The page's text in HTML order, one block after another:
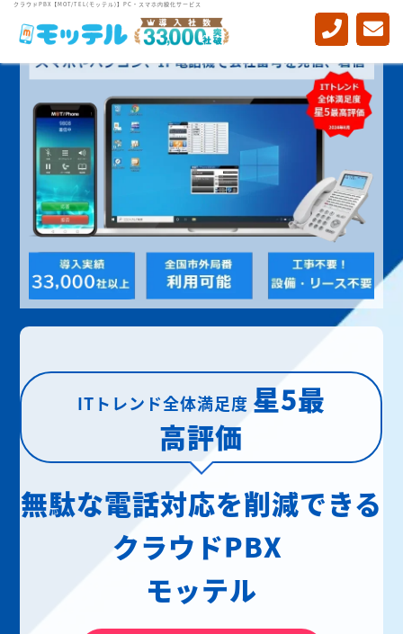
クラウドPBX【MOT/TEL(モッテル)】PC・スマホ内線化サービス
ITトレンド全体満足度 星5最
高評価
無駄な電話対応を削減できる
クラウドPBX
モッテル